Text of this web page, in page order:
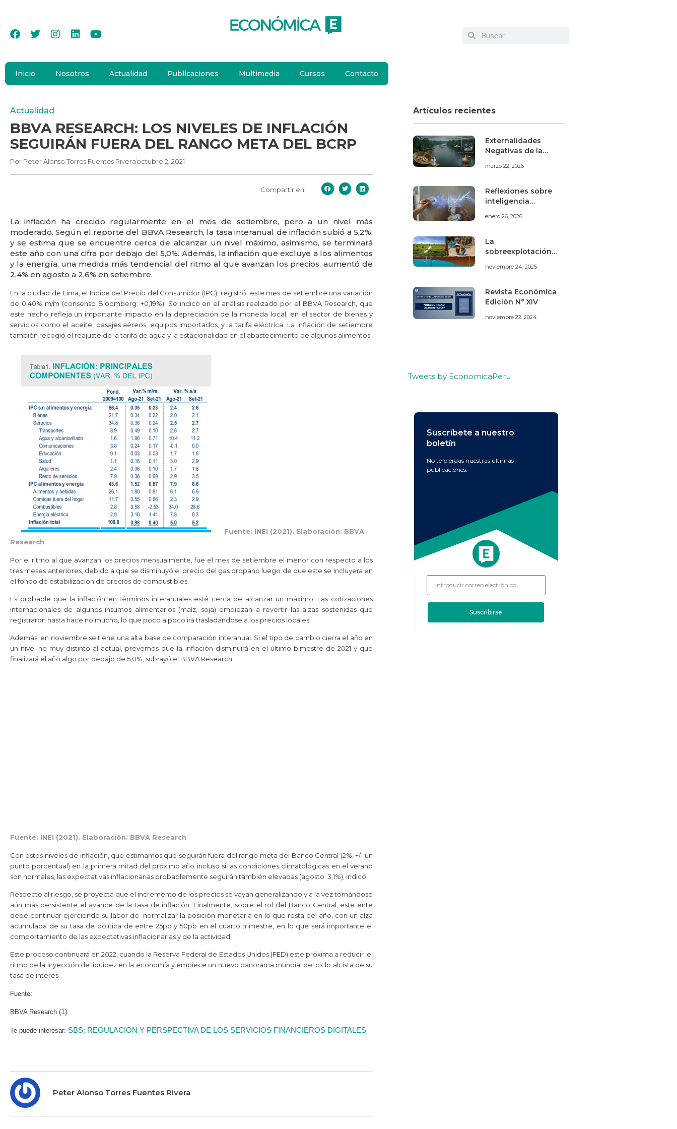
Inicio Nosotros Actualidad Publicaciones Multimedia Cursos Contacto
Actualidad
BBVA RESEARCH: LOS NIVELES DE INFLACIÓN
SEGUIRÁN FUERA DEL RANGO META DEL BCRP
Por Peter Alonso Torres Fuentes Riveraoctubre 2, 2021
Compartir en:
La inflación ha crecido regularmente en el mes de setiembre, pero a un nivel más
moderado. Según el reporte del BBVA Research, la tasa interanual de inflación subió a 5,2%,
y se estima que se encuentre cerca de alcanzar un nivel máximo, asimismo, se terminará
este año con una cifra por debajo del 5,0%. Además, la inflación que excluye a los alimentos
y la energía, una medida más tendencial del ritmo al que avanzan los precios, aumentó de
2,4% en agosto a 2,6% en setiembre.
En la ciudad de Lima, el Índice del Precio del Consumidor (IPC), registró este mes de setiembre una variación
de 0,40% m/m (consenso Bloomberg: +0,19%). Se indicó en el análisis realizado por el BBVA Research, que
este hecho refleja un importante impacto en la depreciación de la moneda local, en el sector de bienes y
servicios como el aceite, pasajes aéreos, equipos importados, y la tarifa eléctrica. La inflación de setiembre
también recogió el reajuste de la tarifa de agua y la estacionalidad en el abastecimiento de algunos alimentos.
Fuente: INEI (2021). Elaboración: BBVA
Research
Por el ritmo al que avanzan los precios mensualmente, fue el mes de setiembre el menor con respecto a los
tres meses anteriores, debido a que se disminuyó el precio del gas propano luego de que este se incluyera en
el fondo de estabilización de precios de combustibles.
Es probable que la inflación en términos interanuales esté cerca de alcanzar un máximo. Las cotizaciones
internacionales de algunos insumos alimentarios (maíz, soja) empiezan a revertir las alzas sostenidas que
registraron hasta hace no mucho, lo que poco a poco irá trasladándose a los precios locales.
Además, en noviembre se tiene una alta base de comparación interanual. Si el tipo de cambio cierra el año en
un nivel no muy distinto al actual, prevemos que la inflación disminuirá en el último bimestre de 2021 y que
finalizará el año algo por debajo de 5,0%, subrayó el BBVA Research.
Fuente: INEI (2021). Elaboración: BBVA Research
Con estos niveles de inflación, que estimamos que seguirán fuera del rango meta del Banco Central (2%, +/- un
punto porcentual) en la primera mitad del próximo año incluso si las condiciones climatológicas en el verano
son normales, las expectativas inflacionarias probablemente seguirán también elevadas (agosto: 3,1%), indicó.
Respecto al riesgo, se proyecta que el incremento de los precios se vayan generalizando y a la vez tornándose
aún más persistente el avance de la tasa de inflación. Finalmente, sobre el rol del Banco Central, este ente
debe continuar ejerciendo su labor de normalizar la posición monetaria en lo que resta del año, con un alza
acumulada de su tasa de política de entre 25pb y 50pb en el cuarto trimestre, en lo que será importante el
comportamiento de las expectativas inflacionarias y de la actividad.
Este proceso continuará en 2022, cuando la Reserva Federal de Estados Unidos (FED) este próxima a reducir el
ritmo de la inyección de liquidez en la economía y empiece un nuevo panorama mundial del ciclo alcista de su
tasa de interés.
Fuente:
BBVA Research (1)
Te puede interesar: SBS: REGULACION Y PERSPECTIVA DE LOS SERVICIOS FINANCIEROS DIGITALES
Peter Alonso Torres Fuentes Rivera
Artículos recientes
Externalidades
Negativas de la
Informal en Madre
marzo 22, 2026
Reflexiones sobre
inteligencia
laboral y artes
enero 26, 2026
La
sobreexplotación
Villacurí (Ica) bajo
economía
ecológica
noviembre 24, 2025
Revista Económica
Edición N° XIV
noviembre 22, 2024
Tweets by EconomicaPeru
Suscríbete a nuestro
boletín
No te pierdas nuestras últimas
publicaciones.
Suscribirse